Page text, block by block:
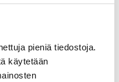
pieniä tiedostoja.
käytetään
at 20:00